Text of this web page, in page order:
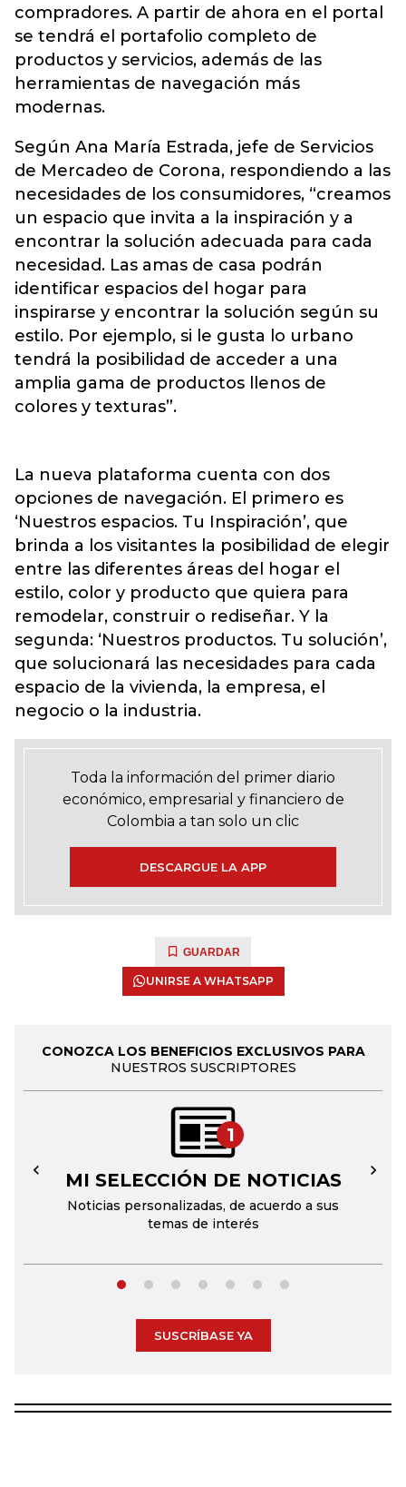
compradores. A partir de ahora en el portal
se tendrá el portafolio completo de
productos y servicios, además de las
herramientas de navegación más
modernas.
Según Ana María Estrada, jefe de Servicios
de Mercadeo de Corona, respondiendo a las
necesidades de los consumidores, “creamos
un espacio que invita a la inspiración y a
encontrar la solución adecuada para cada
necesidad. Las amas de casa podrán
identificar espacios del hogar para
inspirarse y encontrar la solución según su
estilo. Por ejemplo, si le gusta lo urbano
tendrá la posibilidad de acceder a una
amplia gama de productos llenos de
colores y texturas”.
La nueva plataforma cuenta con dos
opciones de navegación. El primero es
‘Nuestros espacios. Tu Inspiración’, que
brinda a los visitantes la posibilidad de elegir
entre las diferentes áreas del hogar el
estilo, color y producto que quiera para
remodelar, construir o rediseñar. Y la
segunda: ‘Nuestros productos. Tu solución’,
que solucionará las necesidades para cada
espacio de la vivienda, la empresa, el
negocio o la industria.
Toda la información del primer diario
económico, empresarial y financiero de
Colombia a tan solo un clic
DESCARGUE LA APP
GUARDAR
UNIRSE A WHATSAPP
CONOZCA LOS BENEFICIOS EXCLUSIVOS PARA
NUESTROS SUSCRIPTORES
1
MI SELECCIÓN DE NOTICIAS
Noticias personalizadas, de acuerdo a sus
temas de interés
← →
SUSCRÍBASE YA